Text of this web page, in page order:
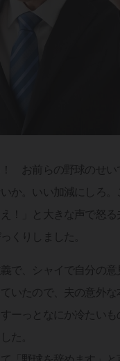
！ お前らの野球のせい
か。いい加減にしろ。
え！」と大きな声で怒
くりしました。
で、シャイで自分の意
いたので、夫の意外な
ーっとなにか冷たいも
た。